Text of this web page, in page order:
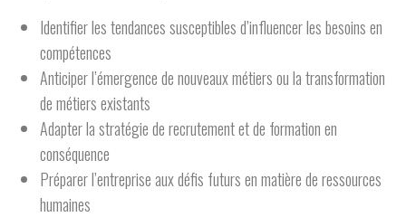
Identifier les tendances susceptibles d’influencer les besoins en
compétences
Anticiper l’émergence de nouveaux métiers ou la transformation
de métiers existants
Adapter la stratégie de recrutement et de formation en
conséquence
Préparer l’entreprise aux défis futurs en matière de ressources
humaines